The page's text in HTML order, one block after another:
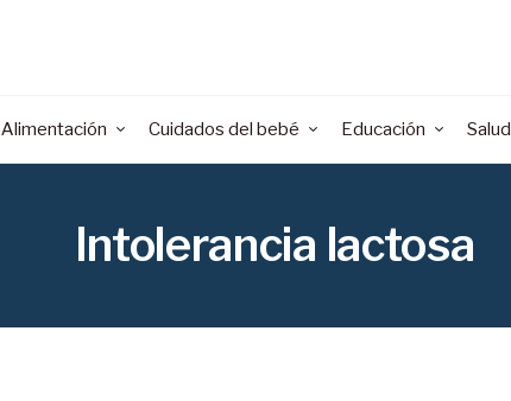
Alimentación Cuidados del bebé Educación Salud
Intolerancia lactosa